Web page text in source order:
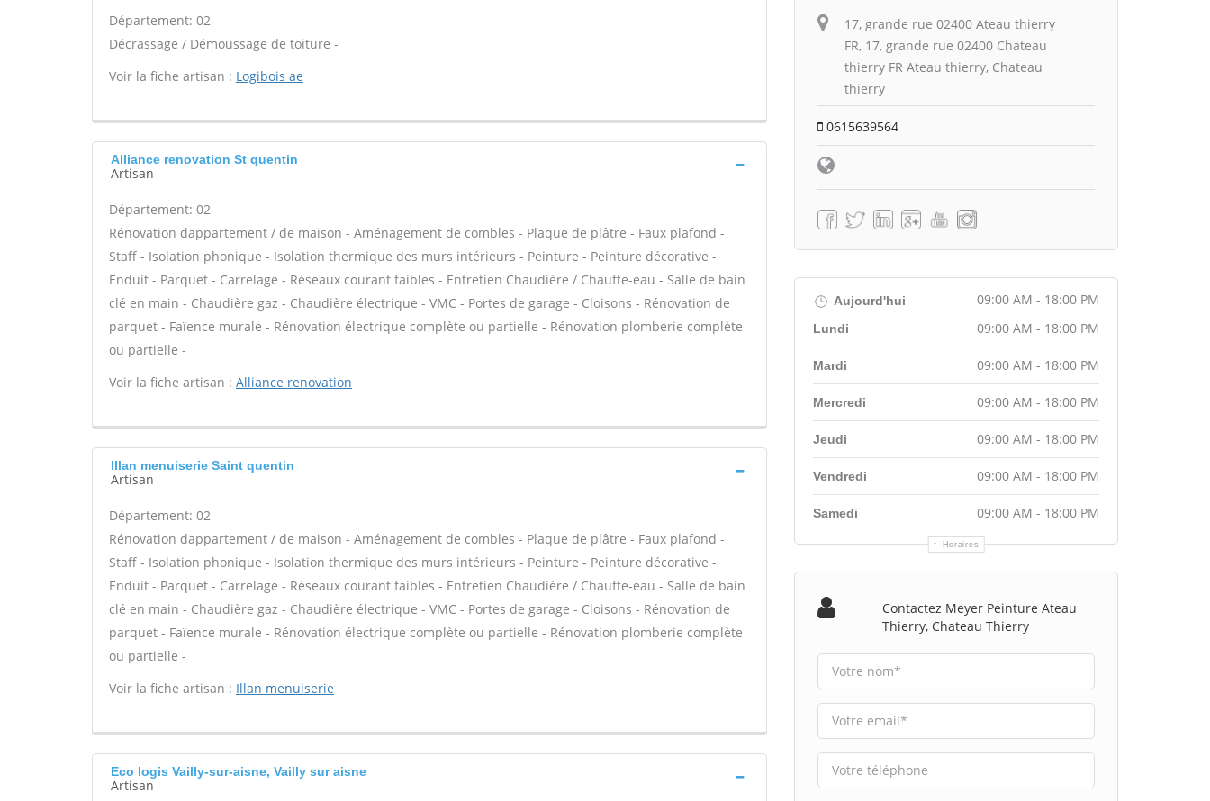
Département: 02
Décrassage / Démoussage de toiture -
Voir la fiche artisan : Logibois ae
Alliance renovation St quentin
Artisan
Département: 02
Rénovation dappartement / de maison - Aménagement de combles - Plaque de plâtre - Faux plafond -
Staff - Isolation phonique - Isolation thermique des murs intérieurs - Peinture - Peinture décorative -
Enduit - Parquet - Carrelage - Réseaux courant faibles - Entretien Chaudière / Chauffe-eau - Salle de bain
clé en main - Chaudière gaz - Chaudière électrique - VMC - Portes de garage - Cloisons - Rénovation de
parquet - Faïence murale - Rénovation électrique complète ou partielle - Rénovation plomberie complète
ou partielle -
Voir la fiche artisan : Alliance renovation
Illan menuiserie Saint quentin
Artisan
Département: 02
Rénovation dappartement / de maison - Aménagement de combles - Plaque de plâtre - Faux plafond -
Staff - Isolation phonique - Isolation thermique des murs intérieurs - Peinture - Peinture décorative -
Enduit - Parquet - Carrelage - Réseaux courant faibles - Entretien Chaudière / Chauffe-eau - Salle de bain
clé en main - Chaudière gaz - Chaudière électrique - VMC - Portes de garage - Cloisons - Rénovation de
parquet - Faïence murale - Rénovation électrique complète ou partielle - Rénovation plomberie complète
ou partielle -
Voir la fiche artisan : Illan menuiserie
Eco logis Vailly-sur-aisne, Vailly sur aisne
Artisan
17, grande rue 02400 Ateau thierry
FR, 17, grande rue 02400 Chateau
thierry FR Ateau thierry, Chateau
thierry
0615639564
Aujourd'hui 09:00 AM - 18:00 PM
Horaires
Lundi 09:00 AM - 18:00 PM
Mardi 09:00 AM - 18:00 PM
Mercredi 09:00 AM - 18:00 PM
Jeudi 09:00 AM - 18:00 PM
Vendredi 09:00 AM - 18:00 PM
Samedi 09:00 AM - 18:00 PM
Contactez Meyer Peinture Ateau
Thierry, Chateau Thierry